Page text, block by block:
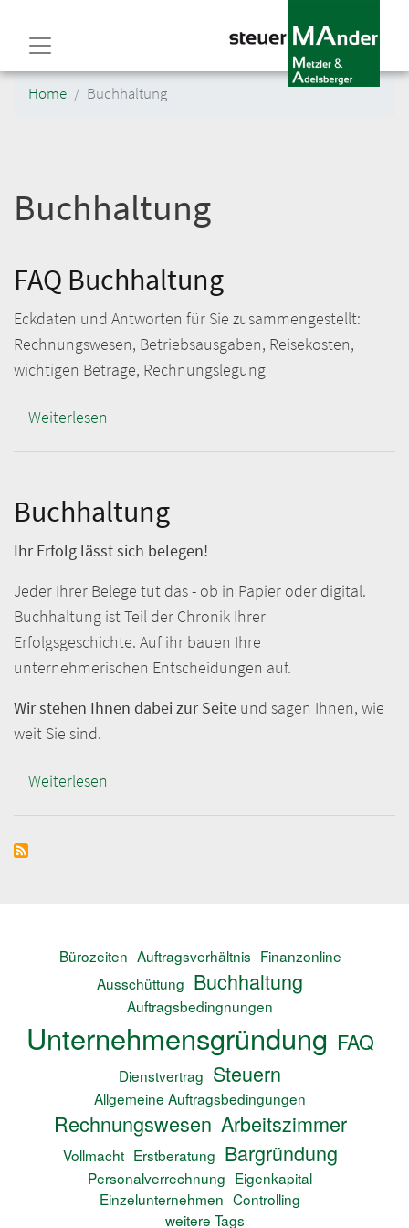
zum
Home Buchhaltung
Buchhaltung
FAQ Buchhaltung
Eckdaten und Antworten für Sie zusammengestellt:
Rechnungswesen, Betriebsausgaben, Reisekosten,
wichtigen Beträge, Rechnungslegung
Weiterlesen
Buchhaltung
Ihr Erfolg lässt sich belegen!
Jeder Ihrer Belege tut das - ob in Papier oder digital.
Buchhaltung ist Teil der Chronik Ihrer
Erfolgsgeschichte. Auf ihr bauen Ihre
unternehmerischen Entscheidungen auf.
Wir stehen Ihnen dabei zur Seite und sagen Ihnen, wie
weit Sie sind.
Weiterlesen
Bürozeiten Auftragsverhältnis Finanzonline
Ausschüttung Buchhaltung
Auftragsbedingnungen
Unternehmensgründung FAQ
Dienstvertrag Steuern
Allgemeine Auftragsbedingungen
Rechnungswesen Arbeitszimmer
Vollmacht Erstberatung Bargründung
Personalverrechnung Eigenkapital
Einzelunternehmen Controlling
weitere Tags